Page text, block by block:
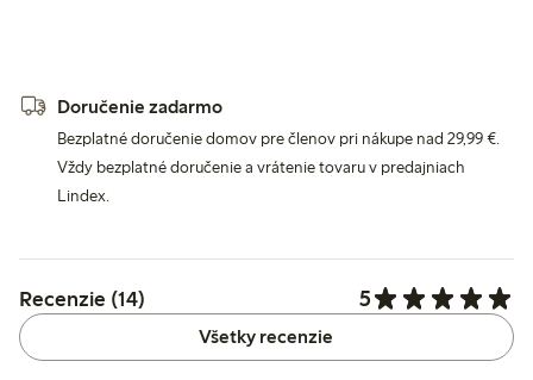
Doručenie zadarmo
Bezplatné doručenie domov pre členov pri nákupe nad 29,99 €.
Vždy bezplatné doručenie a vrátenie tovaru v predajniach
Lindex.
Recenzie (14) 5
Všetky recenzie